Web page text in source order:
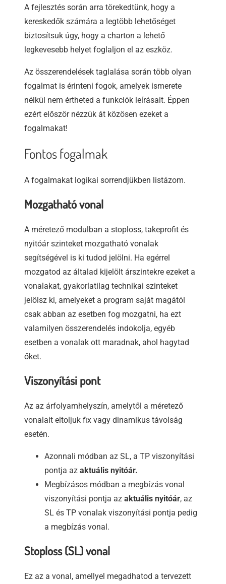
A fejlesztés során arra törekedtünk, hogy a
kereskedők számára a legtöbb lehetőséget
biztosítsuk úgy, hogy a charton a lehető
legkevesebb helyet foglaljon el az eszköz.
Az összerendelések taglalása során több olyan
fogalmat is érinteni fogok, amelyek ismerete
nélkül nem értheted a funkciók leírásait. Éppen
ezért először nézzük át közösen ezeket a
fogalmakat!
Fontos fogalmak
A fogalmakat logikai sorrendjükben listázom.
Mozgatható vonal
A méretező modulban a stoploss, takeprofit és
nyitóár szinteket mozgatható vonalak
segítségével is ki tudod jelölni. Ha egérrel
mozgatod az általad kijelölt árszintekre ezeket a
vonalakat, gyakorlatilag technikai szinteket
jelölsz ki, amelyeket a program saját magától
csak abban az esetben fog mozgatni, ha ezt
valamilyen összerendelés indokolja, egyéb
esetben a vonalak ott maradnak, ahol hagytad
őket.
Viszonyítási pont
Az az árfolyamhelyszín, amelytől a méretező
vonalait eltoljuk fix vagy dinamikus távolság
esetén.
Azonnali módban az SL, a TP viszonyítási
pontja az aktuális nyitóár.
Megbízásos módban a megbízás vonal
viszonyítási pontja az aktuális nyitóár, az
SL és TP vonalak viszonyítási pontja pedig
a megbízás vonal.
Stoploss (SL) vonal
Ez az a vonal, amellyel megadhatod a tervezett